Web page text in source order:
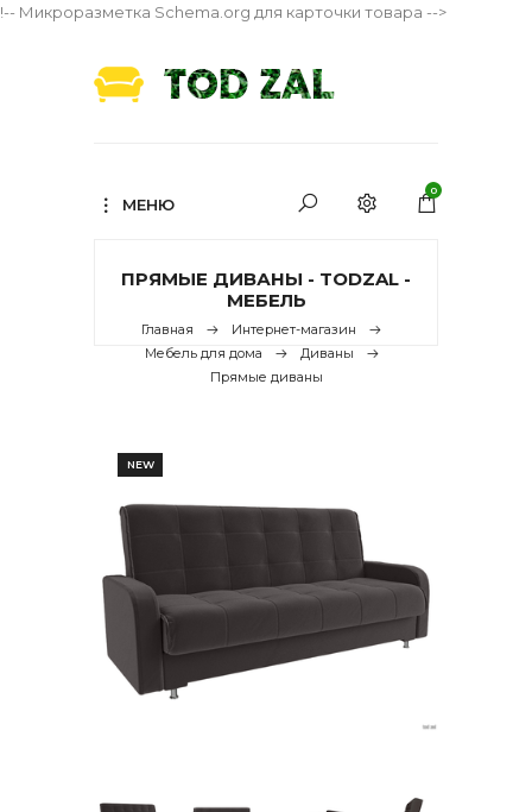
!-- Микроразметка Schema.org для карточки товара -->
МЕНЮ
0
ПРЯМЫЕ ДИВАНЫ - TODZAL -
МЕБЕЛЬ
Главная
Интернет-магазин
Мебель для дома
Диваны
Прямые диваны
NEW